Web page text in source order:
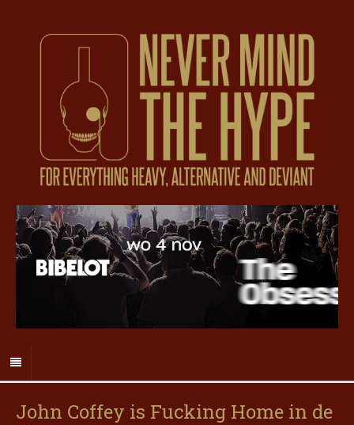
John Coffey is Fucking Home in de